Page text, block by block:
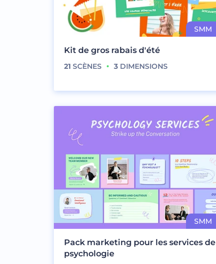
Kit de gros rabais d'été
21 SCÈNES 3 DIMENSIONS
Pack marketing pour les services de
psychologie